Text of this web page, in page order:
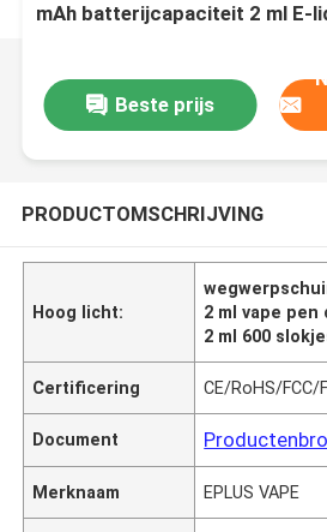
mAh batterijcapaciteit 2 ml E-
Beste prijs
PRODUCTOMSCHRIJVING
Hoog licht:
2 ml vape pen
2 ml 600
Certificering CE/RoHS/FCC/
Document
Merknaam EPLUS VAPE